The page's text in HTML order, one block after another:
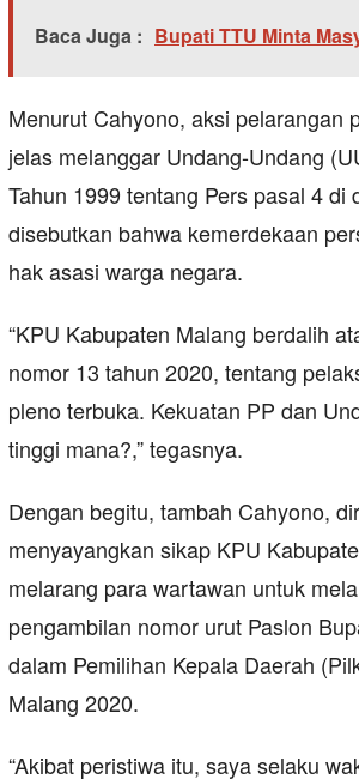
Baca Juga : Bupati TTU Minta
Menurut Cahyono, aksi pelarangan
jelas melanggar Undang-Undang
Tahun 1999 tentang Pers pasal 4 di
disebutkan bahwa kemerdekaan
hak asasi warga negara.
“KPU Kabupaten Malang berdalih
nomor 13 tahun 2020, tentang
pleno terbuka. Kekuatan PP dan
tinggi mana?,” tegasnya.
Dengan begitu, tambah Cahyono,
menyayangkan sikap KPU
melarang para wartawan untuk
pengambilan nomor urut Paslon
dalam Pemilihan Kepala Daerah
Malang 2020.
“Akibat peristiwa itu, saya selaku